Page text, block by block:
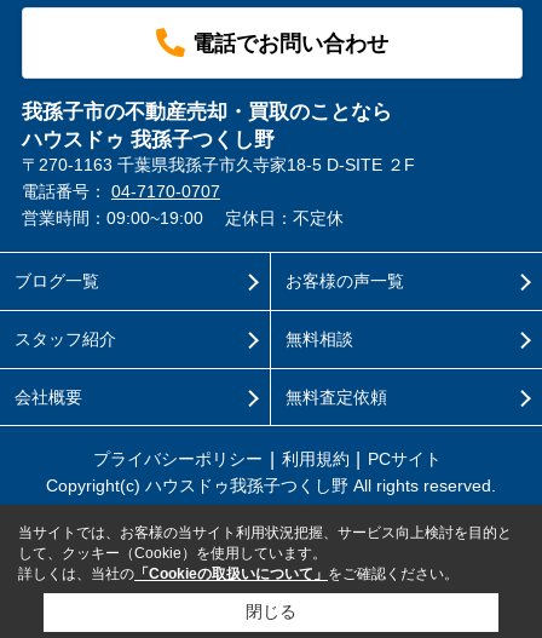
電話でお問い合わせ
我孫子市の不動産売却・買取のことなら
ハウスドゥ 我孫子つくし野
〒270-1163 千葉県我孫子市久寺家18-5 D-SITE ２F
電話番号： 04-7170-0707
営業時間：09:00~19:00
定休日：不定休
ブログ一覧
スタッフ紹介
会社概要
お客様の声一覧
無料相談
無料査定依頼
プライバシーポリシー 利用規約
PCサイト
Copyright(c) ハウスドゥ我孫子つくし野 All rights reserved.
当サイトでは、お客様の当サイト利用状況把握、サービス向上検討を目的と
して、クッキー（Cookie）を使用しています。
詳しくは、当社の 「Cookieの取扱いについて」 をご確認ください。
閉じる